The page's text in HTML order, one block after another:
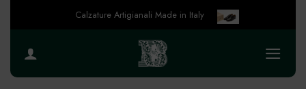
Calzature Artigianali Made in Italy